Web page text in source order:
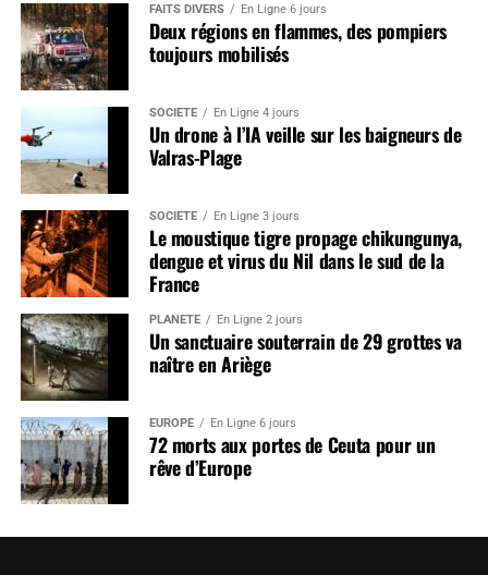
FAITS DIVERS En Ligne 6 jours
Deux régions en flammes, des pompiers
toujours mobilisés
SOCIÉTÉ En Ligne 4 jours
Un drone à l’IA veille sur les baigneurs de
Valras-Plage
SOCIÉTÉ En Ligne 3 jours
Le moustique tigre propage chikungunya,
dengue et virus du Nil dans le sud de la
France
PLANÈTE En Ligne 2 jours
Un sanctuaire souterrain de 29 grottes va
naître en Ariège
EUROPE En Ligne 6 jours
72 morts aux portes de Ceuta pour un
rêve d’Europe